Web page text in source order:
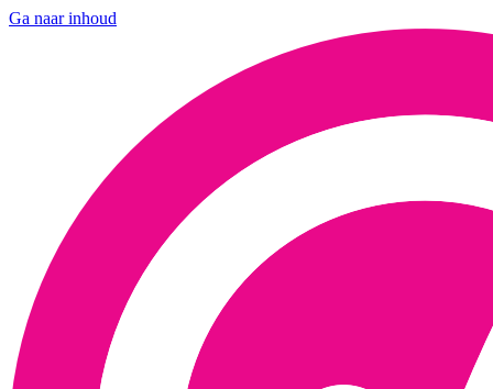
Ga naar inhoud